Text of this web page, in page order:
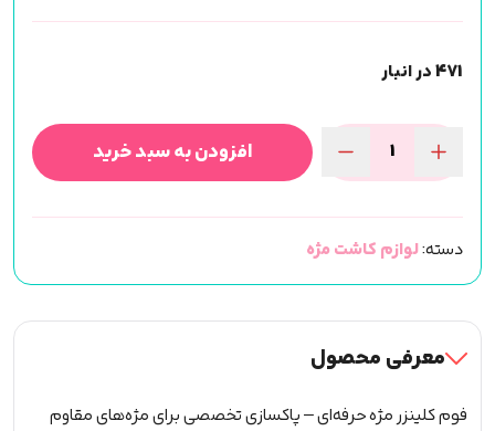
471 در انبار
فوم
برند
لش
پرو
(Lash
عدد
افزودن به سبد خرید
دسته:لوازم کاشت مژه
معرفی محصول
فوم کلینزر مژه حرفه‌ای – پاکسازی تخصصی برای مژه‌های مقاوم